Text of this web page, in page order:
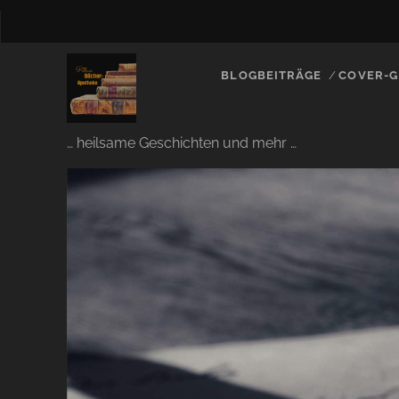
… heilsame Geschichten und mehr …
BLOGBEITRÄGE COVER-